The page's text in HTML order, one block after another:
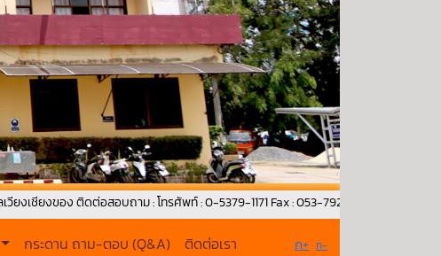
ติดต่อสอบถาม : โทรศัพท์ : 0-5379-1171 Fax : 053-792-015 G-mail :
กระดาน ถาม-ตอบ (Q&A) ติดต่อเรา ก+ ก-